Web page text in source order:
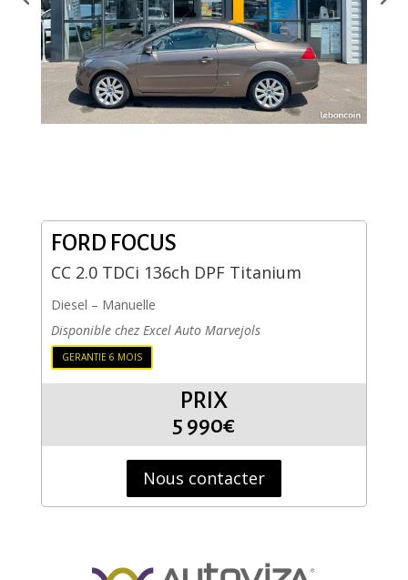
FORD FOCUS
CC 2.0 TDCi 136ch DPF Titanium
Diesel – Manuelle
Disponible chez Excel Auto Marvejols
GERANTIE 6 MOIS
PRIX
5 990€
Nous contacter